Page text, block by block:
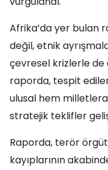
Afrika’da yer bulan
değil, etnik
çevresel krizlerle
raporda, tespit
ulusal hem
stratejik teklifler
Raporda, terör
kayıplarının